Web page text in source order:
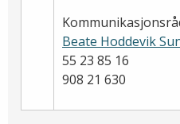
Beate Hoddevik
55 23 85 16
908 21 630